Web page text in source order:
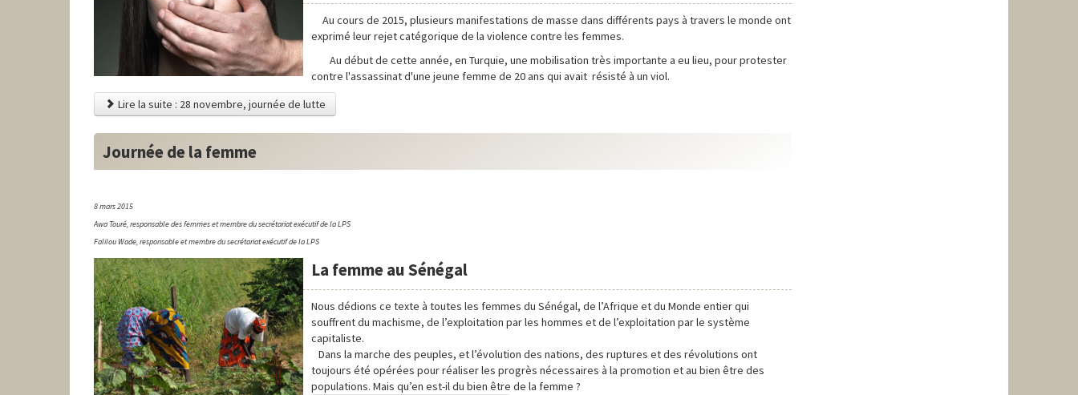
Au cours de 2015, plusieurs manifestations de masse dans différents pays à travers le monde ont
exprimé leur rejet catégorique de la violence contre les femmes.
Au début de cette année, en Turquie, une mobilisation très importante a eu lieu, pour protester
contre l'assassinat d'une jeune femme de 20 ans qui avait résisté à un viol.
Lire la suite : 28 novembre, journée de lutte
Journée de la femme
8 mars 2015
Awa Touré, responsable des femmes et membre du secrétariat exécutif de la LPS
Falilou Wade, responsable et membre du secrétariat exécutif de la LPS
La femme au Sénégal
Nous dédions ce texte à toutes les femmes du Sénégal, de l’Afrique et du Monde entier qui
souffrent du machisme, de l’exploitation par les hommes et de l’exploitation par le système
capitaliste.
Dans la marche des peuples, et l’évolution des nations, des ruptures et des révolutions ont
toujours été opérées pour réaliser les progrès nécessaires à la promotion et au bien être des
populations. Mais qu’en est-il du bien être de la femme ?